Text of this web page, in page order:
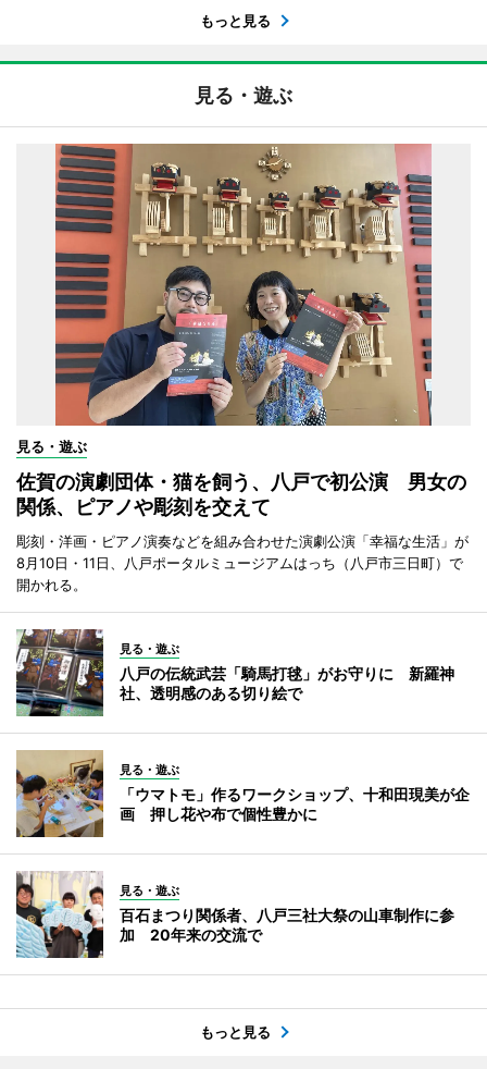
もっと見る
見る・遊ぶ
見る・遊ぶ
佐賀の演劇団体・猫を飼う、八戸で初公演 男女の
関係、ピアノや彫刻を交えて
彫刻・洋画・ピアノ演奏などを組み合わせた演劇公演「幸福な生活」が
8月10日・11日、八戸ポータルミュージアムはっち（八戸市三日町）で
開かれる。
見る・遊ぶ
八戸の伝統武芸「騎馬打毬」がお守りに 新羅神
社、透明感のある切り絵で
見る・遊ぶ
「ウマトモ」作るワークショップ、十和田現美が企
画 押し花や布で個性豊かに
見る・遊ぶ
百石まつり関係者、八戸三社大祭の山車制作に参
加 20年来の交流で
もっと見る